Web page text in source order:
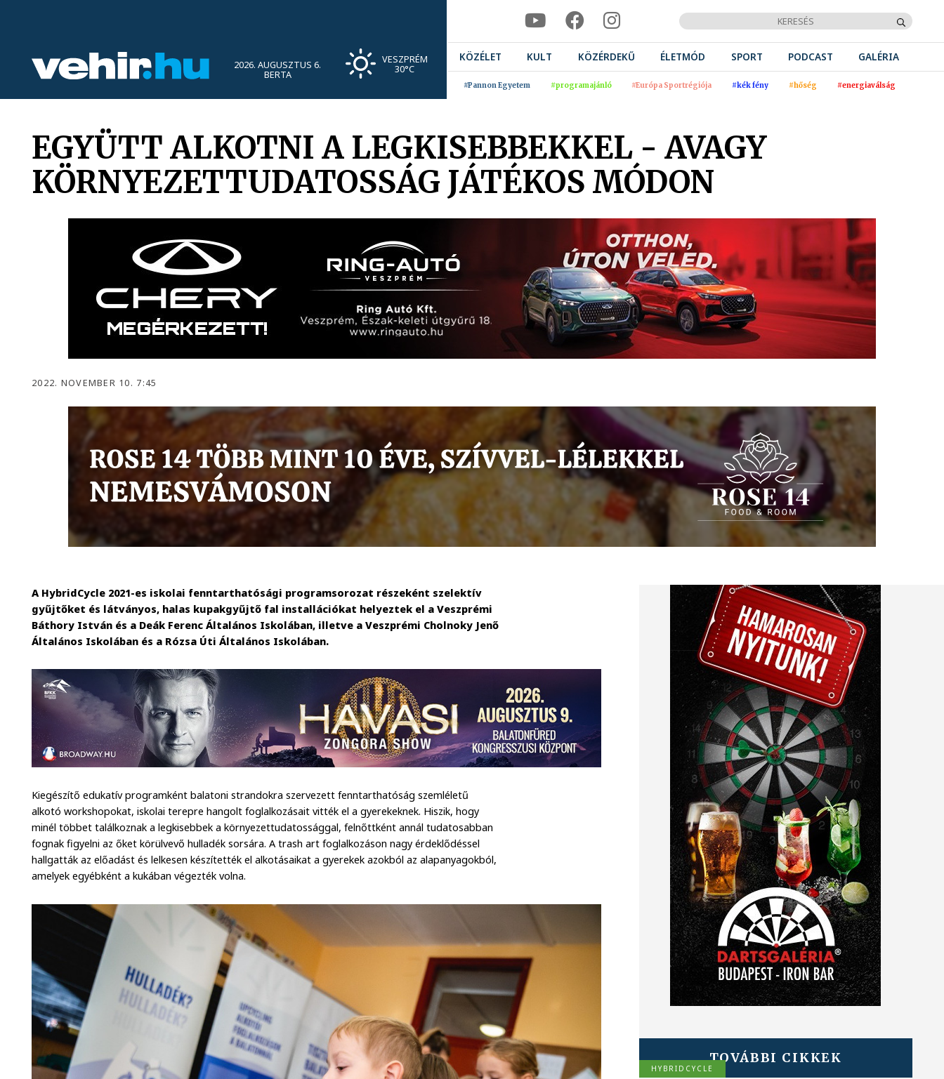
2026. AUGUSZTUS 6.
BERTA
VESZPRÉM
30°C
KÖZÉLET KULT KÖZÉRDEKŰ ÉLETMÓD SPORT PODCAST GALÉRIA
#Pannon Egyetem #programajánló #Európa Sportrégiója #kék fény #hőség #energiaválság
EGYÜTT ALKOTNI A LEGKISEBBEKKEL - AVAGY
KÖRNYEZETTUDATOSSÁG JÁTÉKOS MÓDON
2022. NOVEMBER 10. 7:45
A HybridCycle 2021-es iskolai fenntarthatósági programsorozat részeként szelektív
gyűjtőket és látványos, halas kupakgyűjtő fal installációkat helyeztek el a Veszprémi
Báthory István és a Deák Ferenc Általános Iskolában, illetve a Veszprémi Cholnoky Jenő
Általános Iskolában és a Rózsa Úti Általános Iskolában.
Kiegészítő edukatív programként balatoni strandokra szervezett fenntarthatóság szemléletű
alkotó workshopokat, iskolai terepre hangolt foglalkozásait vitték el a gyerekeknek. Hiszik, hogy
minél többet találkoznak a legkisebbek a környezettudatossággal, felnőttként annál tudatosabban
fognak figyelni az őket körülvevő hulladék sorsára. A trash art foglalkozáson nagy érdeklődéssel
hallgatták az előadást és lelkesen készítették el alkotásaikat a gyerekek azokból az alapanyagokból,
amelyek egyébként a kukában végezték volna.
TOVÁBBI CIKKEK
HYBRIDCYCLE